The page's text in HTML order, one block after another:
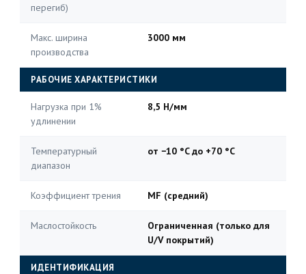
перегиб)
Макс. ширина
производства
3000 мм
РАБОЧИЕ ХАРАКТЕРИСТИКИ
Нагрузка при 1%
удлинении
8,5 Н/мм
Температурный
диапазон
от −10 °C до +70 °C
Коэффициент трения MF (средний)
Маслостойкость
Ограниченная (только для
U/V покрытий)
ИДЕНТИФИКАЦИЯ